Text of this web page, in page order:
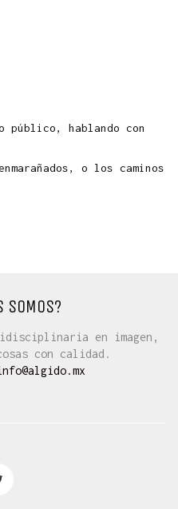
público, hablando con
o los caminos
SOMOS?
en imagen,
con calidad.